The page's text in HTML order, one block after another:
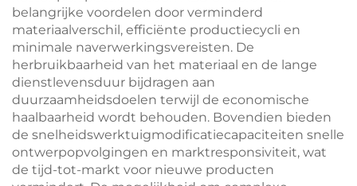
belangrijke voordelen door verminderd
materiaalverschil, efficiënte productiecycli en
minimale naverwerkingsvereisten. De
herbruikbaarheid van het materiaal en de lange
dienstlevensduur bijdragen aan
duurzaamheidsdoelen terwijl de economische
haalbaarheid wordt behouden. Bovendien bieden
de snelheidswerktuigmodificatiecapaciteiten snelle
ontwerpopvolgingen en marktresponsiviteit, wat
de tijd-tot-markt voor nieuwe producten